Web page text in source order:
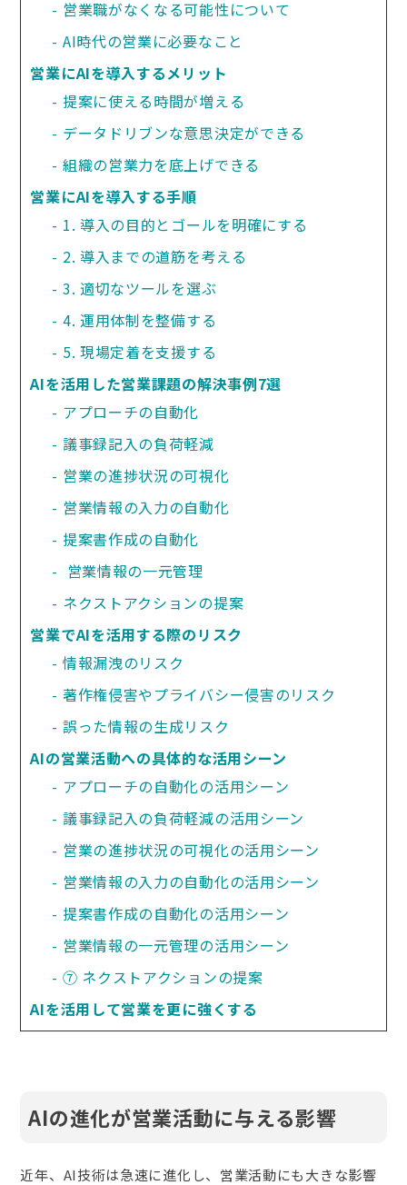
営業職がなくなる可能性について
AI時代の営業に必要なこと
営業にAIを導入するメリット
提案に使える時間が増える
データドリブンな意思決定ができる
組織の営業力を底上げできる
営業にAIを導入する手順
1. 導入の目的とゴールを明確にする
2. 導入までの道筋を考える
3. 適切なツールを選ぶ
4. 運用体制を整備する
5. 現場定着を支援する
AIを活用した営業課題の解決事例7選
アプローチの自動化
議事録記入の負荷軽減
営業の進捗状況の可視化
営業情報の入力の自動化
提案書作成の自動化
営業情報の一元管理
ネクストアクションの提案
営業でAIを活用する際のリスク
情報漏洩のリスク
著作権侵害やプライバシー侵害のリスク
誤った情報の生成リスク
AIの営業活動への具体的な活用シーン
アプローチの自動化の活用シーン
議事録記入の負荷軽減の活用シーン
営業の進捗状況の可視化の活用シーン
営業情報の入力の自動化の活用シーン
提案書作成の自動化の活用シーン
営業情報の一元管理の活用シーン
⑦ ネクストアクションの提案
AIを活用して営業を更に強くする
AIの進化が営業活動に与える影響
近年、AI技術は急速に進化し、営業活動にも大きな影響